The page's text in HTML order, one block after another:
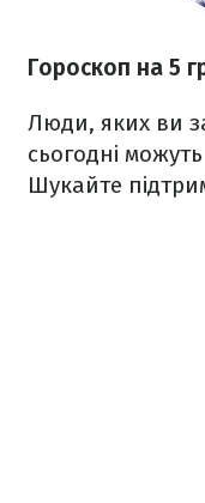
Гороскоп на 5
Люди, яких ви
сьогодні
Шукайте